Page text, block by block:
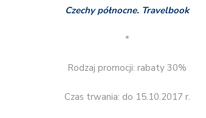
Czechy północne. Travelbook
*
Rodzaj promocji: rabaty 30%
Czas trwania: do 15.10.2017 r.